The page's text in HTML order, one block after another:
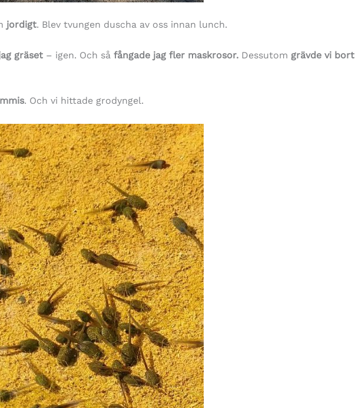
jordigt. Blev tvungen duscha av oss innan lunch.
gräset – igen. Och så fångade jag fler maskrosor. Dessutom grävde vi bort
. Och vi hittade grodyngel.